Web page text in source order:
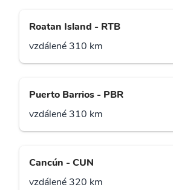
Roatan Island - RTB
vzdálené 310 km
Puerto Barrios - PBR
vzdálené 310 km
Cancún - CUN
vzdálené 320 km